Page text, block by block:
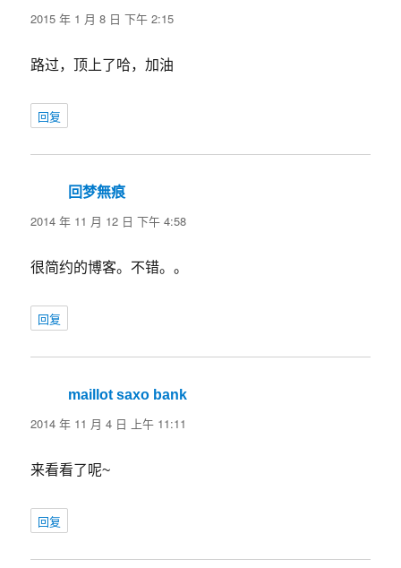
2015 年 1 月 8 日 下午 2:15
路过，顶上了哈，加油
回复
回梦無痕
道：
2014 年 11 月 12 日 下午 4:58
很简约的博客。不错。。
回复
maillot saxo bank
2014 年 11 月 4 日 上午 11:11
来看看了呢~
回复